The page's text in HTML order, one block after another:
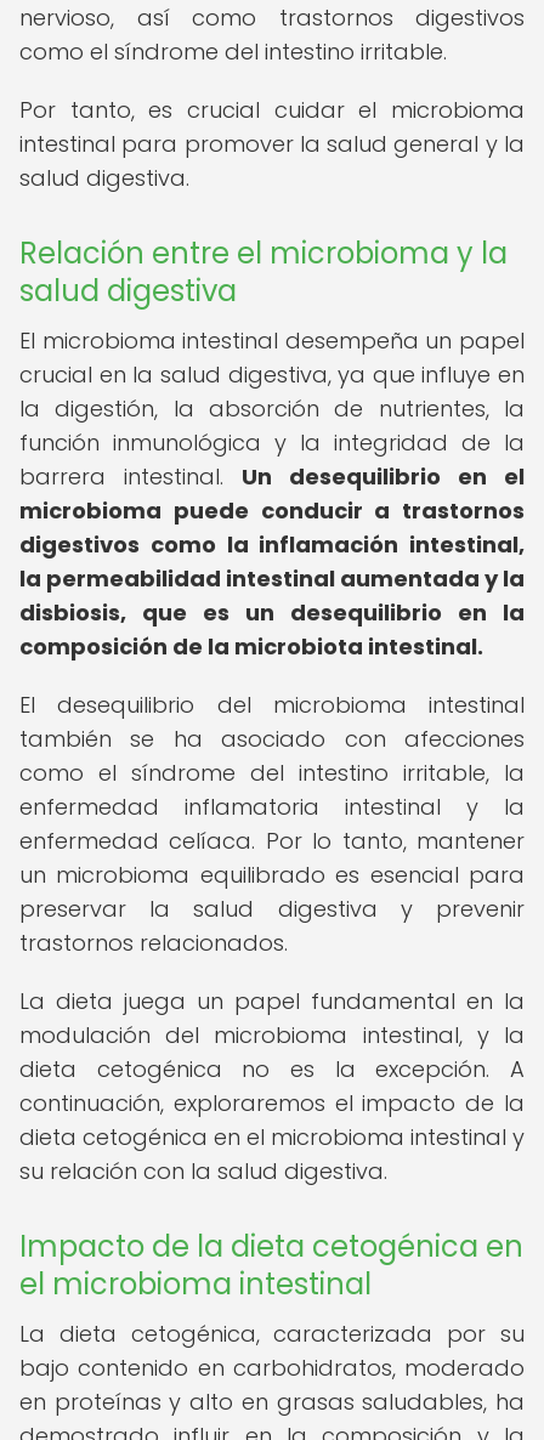
nervioso, así como trastornos digestivos
como el síndrome del intestino irritable.
Por tanto, es crucial cuidar el microbioma
intestinal para promover la salud general y la
salud digestiva.
Relación entre el microbioma y la
salud digestiva
El microbioma intestinal desempeña un papel
crucial en la salud digestiva, ya que influye en
la digestión, la absorción de nutrientes, la
función inmunológica y la integridad de la
barrera intestinal. Un desequilibrio en el
microbioma puede conducir a trastornos
digestivos como la inflamación intestinal,
la permeabilidad intestinal aumentada y la
disbiosis, que es un desequilibrio en la
composición de la microbiota intestinal.
El desequilibrio del microbioma intestinal
también se ha asociado con afecciones
como el síndrome del intestino irritable, la
enfermedad inflamatoria intestinal y la
enfermedad celíaca. Por lo tanto, mantener
un microbioma equilibrado es esencial para
preservar la salud digestiva y prevenir
trastornos relacionados.
La dieta juega un papel fundamental en la
modulación del microbioma intestinal, y la
dieta cetogénica no es la excepción. A
continuación, exploraremos el impacto de la
dieta cetogénica en el microbioma intestinal y
su relación con la salud digestiva.
Impacto de la dieta cetogénica en
el microbioma intestinal
La dieta cetogénica, caracterizada por su
bajo contenido en carbohidratos, moderado
en proteínas y alto en grasas saludables, ha